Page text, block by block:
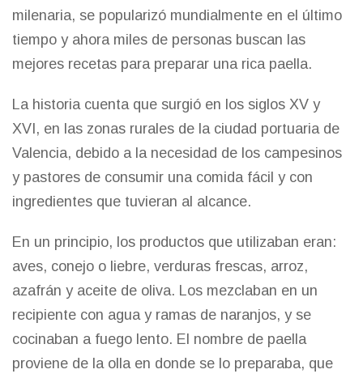
milenaria, se popularizó mundialmente en el último
tiempo y ahora miles de personas buscan las
mejores recetas para preparar una rica paella.
La historia cuenta que surgió en los siglos XV y
XVI, en las zonas rurales de la ciudad portuaria de
Valencia, debido a la necesidad de los campesinos
y pastores de consumir una comida fácil y con
ingredientes que tuvieran al alcance.
En un principio, los productos que utilizaban eran:
aves, conejo o liebre, verduras frescas, arroz,
azafrán y aceite de oliva. Los mezclaban en un
recipiente con agua y ramas de naranjos, y se
cocinaban a fuego lento. El nombre de paella
proviene de la olla en donde se lo preparaba, que